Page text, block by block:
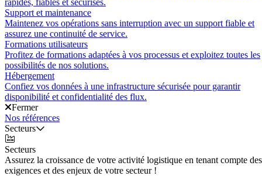
rapides, fiables et sécurisés.
Support et maintenance
Maintenez vos opérations sans interruption avec un support fiable et
assurez une continuité de service.
Formations utilisateurs
Profitez de formations adaptées à vos processus et exploitez toutes les
possibilités de nos solutions.
Hébergement
Confiez vos données à une infrastructure sécurisée pour garantir
disponibilité et confidentialité des flux.
Fermer
Nos références
Secteurs
Secteurs
Assurez la croissance de votre activité logistique en tenant compte des
exigences et des enjeux de votre secteur !